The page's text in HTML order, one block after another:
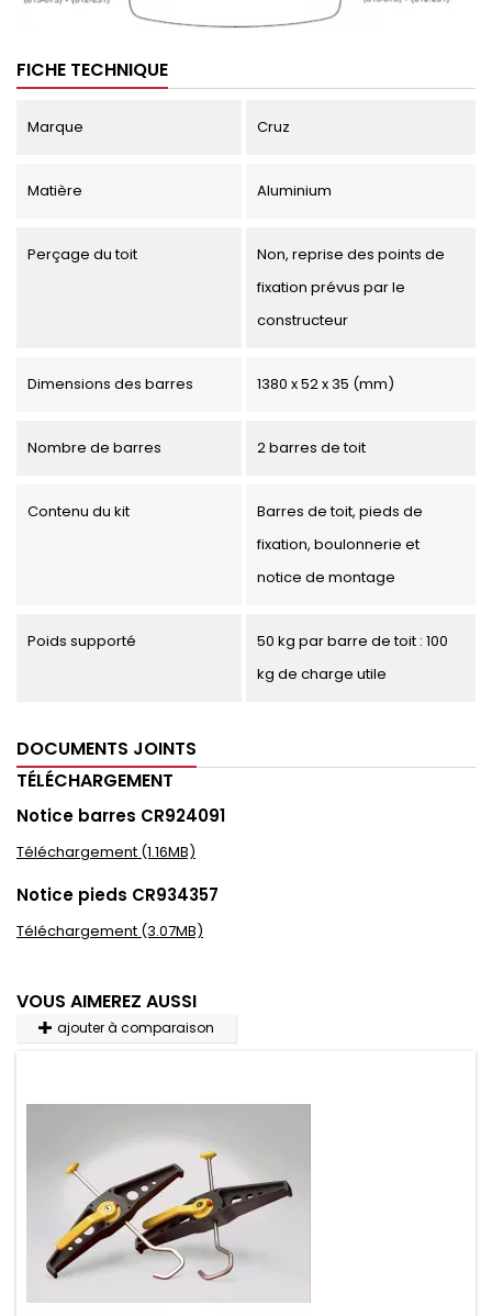
FICHE TECHNIQUE
Marque Cruz
Matière Aluminium
Perçage du toit
Non, reprise des points de
fixation prévus par le
constructeur
Dimensions des barres 1380 x 52 x 35 (mm)
Nombre de barres 2 barres de toit
Contenu du kit
Barres de toit, pieds de
fixation, boulonnerie et
notice de montage
Poids supporté
50 kg par barre de toit : 100
kg de charge utile
DOCUMENTS JOINTS
TÉLÉCHARGEMENT
Notice barres CR924091
Téléchargement (1.16MB)
Notice pieds CR934357
Téléchargement (3.07MB)
VOUS AIMEREZ AUSSI
ajouter à comparaison